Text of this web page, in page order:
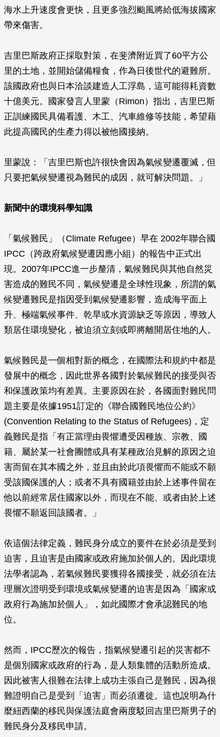
海水上升速度會更快，且更多強烈颱風將給低海拔國家
帶來傷害。
吉里巴斯政府正採取對策，在斐濟附近買了60平方公
里的土地，並開始儲備糧食，作為日後世代的避難所。
該國政府也與日本洽談建造人工浮島，這可能得耗資數
十億美元。國家發言人里蒙（Rimon）指出，吉里巴斯
正訓練國民具備看護、木工、汽車維修等技能，希望藉
此提高國民的生產力得以被他國接納。
里蒙說：「吉里巴斯也許很快會因為氣候變遷覆滅，但
只要把氣候變遷視為難民的成因，就可解決問題。」
新聞中的環境科學知識
「氣候難民」（Climate Refugee）早在 2002年聯合國
IPCC（跨政府氣候變遷因應小組）的報告中正式出
現。2007年IPCC進一步釐清，氣候難民與其他自然災
害造成的難民不同，氣候變遷是全球性現象，所謂的氣
候變遷難民是指因受到氣候變遷影響，造成海平面上
升、極端氣候事件、乾旱或水資源缺乏等原因，導致人
類居住環境變化，被迫須立刻或即將離開居住地的人。
氣候難民是一個相對新的概念，在國際法和規約中都是
發展中的概念，因此世界各國對於氣候難民的接受與否
和保護政策均有差異。主要原因在於，各國面對難民問
題主要是依據1951訂定的《聯合國難民地位公約》
(Convention Relating to the Status of Refugees)，定
義難民是指「有正當理由畏懼遭受因種族、宗教、國
籍、屬於某一社會團體或具有某種政治見解的原因之迫
害而留在其本國之外，並且由於此項畏懼而不能或不願
受該國保護的人；或者不具有國籍並由於上述事件留在
他以前經常居住國家以外，而現在不能、或者由於上述
畏懼不願返回該國者。」
依這個法律定義，難民身分成立的要件在於必須是受到
迫害，且迫害是由國家或政府施加於個人的。因此環境
法學者認為，若氣候難民要獲得各國接受，就必須在法
理層次證明受到環境或氣候變遷的迫害是因為「國家或
政府行為施加於個人」，如此國際才會承認難民的地
位。
然而，IPCC歷次的報告，指氣候變遷引起的災害都不
是個別國家或政府的行為，是人類集體的活動所造成。
因此被害人很難在法律上成功主張自己是難民，因為很
難證明自己是受到「迫害」而必須遷徙。這也說明為什
麼紐西蘭的移民與保護法庭會兩度駁回吉里巴斯男子的
難民身分及移民申請。